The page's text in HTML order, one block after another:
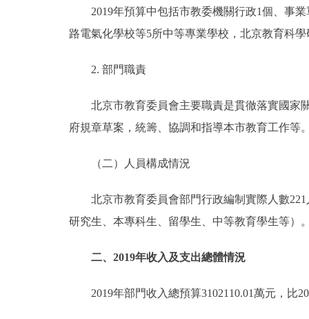
2019年預算中包括市教委機關行政1個、事業
路電氣化學校等5所中等專業學校，北京教育科
2. 部門職責
北京市教育委員會主要職責是貫徹落實國家關
府規章草案，統籌、協調和指導本市教育工作等
（二）人員構成情況
北京市教育委員會部門行政編制實際人數221
研究生、本專科生、留學生、中等教育學生等）
二、2019年收入及支出總體情況
2019年部門收入總預算3102110.01萬元，比